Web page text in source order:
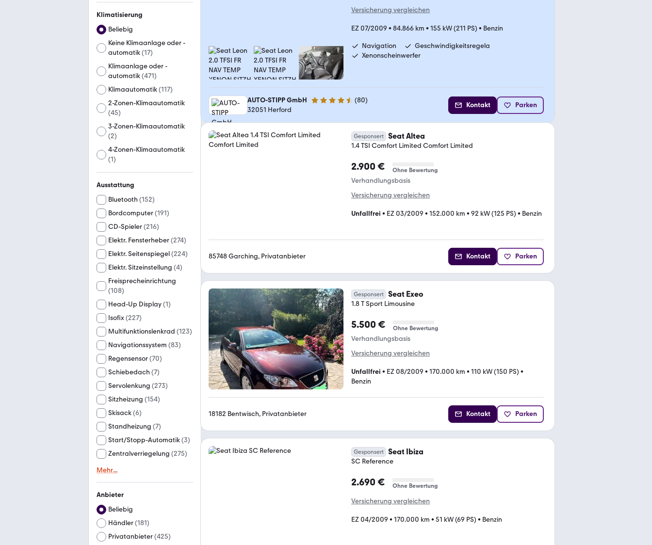
Klimatisierung
Beliebig
Keine Klimaanlage oder -
automatik(17)
Klimaanlage oder -
automatik(471)
Klimaautomatik(117)
2-Zonen-Klimaautomatik
(45)
3-Zonen-Klimaautomatik
(2)
4-Zonen-Klimaautomatik
(1)
Ausstattung
Bluetooth (152)
Bordcomputer(191)
CD-Spieler(216)
Elektr. Fensterheber(274)
Elektr. Seitenspiegel(224)
Elektr. Sitzeinstellung (4)
Freisprecheinrichtung
(108)
Head-Up Display(1)
Isofix(227)
Multifunktionslenkrad (123)
Navigationssystem (83)
Regensensor(70)
Schiebedach (7)
Servolenkung (273)
Sitzheizung (154)
Skisack(6)
Standheizung (7)
Start/Stopp-Automatik(3)
Zentralverriegelung (275)
Mehr...
Anbieter
Beliebig
Händler(181)
Privatanbieter(425)
Versicherung vergleichen
EZ 07/2009 • 84.866 km • 155 kW (211 PS) • Benzin
Navigation
Geschwindigkeitsregela
Xenonscheinwerfer
AUTO-STIPP GmbH 4.3 Sterne (80)
32051 Herford
Kontakt Parken
Gesponsert Seat Altea
1.4 TSI Comfort Limited Comfort Limited
2.900 € Ohne Bewertung
Verhandlungsbasis
Versicherung vergleichen
Unfallfrei • EZ 03/2009 • 152.000 km • 92 kW (125 PS) • Benzin
85748 Garching, Privatanbieter Kontakt Parken
Gesponsert Seat Exeo
1.8 T Sport Limousine
5.500 € Ohne Bewertung
Verhandlungsbasis
Versicherung vergleichen
Unfallfrei • EZ 08/2009 • 170.000 km • 110 kW (150 PS) •
Benzin
18182 Bentwisch, Privatanbieter Kontakt Parken
Gesponsert Seat Ibiza
SC Reference
2.690 € Ohne Bewertung
Versicherung vergleichen
EZ 04/2009 • 170.000 km • 51 kW (69 PS) • Benzin